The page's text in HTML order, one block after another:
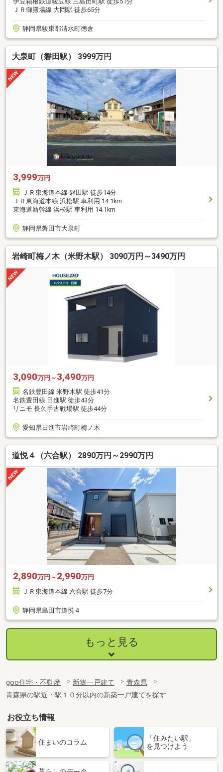
ＪＲ御殿場線 大岡駅 徒歩65分
静岡県駿東郡清水町徳倉
大泉町（磐田駅） 3999万円
3,999万円
ＪＲ東海道本線 磐田駅 徒歩14分
ＪＲ東海道本線 浜松駅 車利用 14.1km
東海道新幹線 浜松駅 車利用 14.1km
静岡県磐田市大泉町
岩崎町梅ノ木（米野木駅） 3090万円～3490万円
3,090万円～ 3,490万円
名鉄豊田線 米野木駅 徒歩41分
名鉄豊田線 日進駅 徒歩43分
リニモ 長久手古戦場駅 徒歩44分
愛知県日進市岩崎町梅ノ木
道悦４（六合駅） 2890万円～2990万円
2,890万円～ 2,990万円
ＪＲ東海道本線 六合駅 徒歩7分
静岡県島田市道悦４
もっと見る
goo住宅・不動産 新築一戸建て
青森県
青森県の駅近・駅１０分以内の新築一戸建てを探す
お役立ち情報
住まいのコラム
「住みたい駅」
を見つけよう